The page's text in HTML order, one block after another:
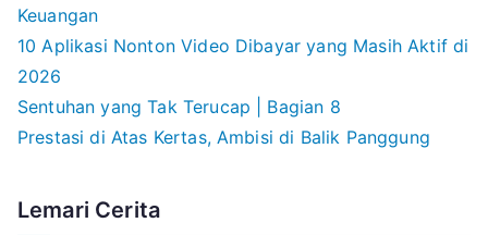
Keuangan
10 Aplikasi Nonton Video Dibayar yang Masih Aktif di
2026
Sentuhan yang Tak Terucap | Bagian 8
Prestasi di Atas Kertas, Ambisi di Balik Panggung
Lemari Cerita